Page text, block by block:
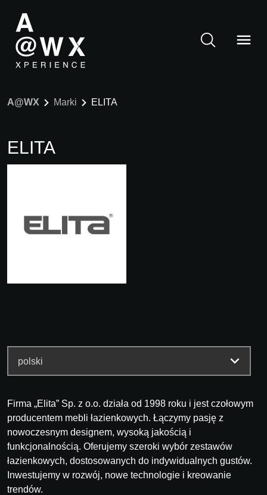
A@WX Marki ELITA
ELITA
Firma „Elita” Sp. z o.o. działa od 1998 roku i jest czołowym
producentem mebli łazienkowych. Łączymy pasję z
nowoczesnym designem, wysoką jakością i
funkcjonalnością. Oferujemy szeroki wybór zestawów
łazienkowych, dostosowanych do indywidualnych gustów.
Inwestujemy w rozwój, nowe technologie i kreowanie
trendów.